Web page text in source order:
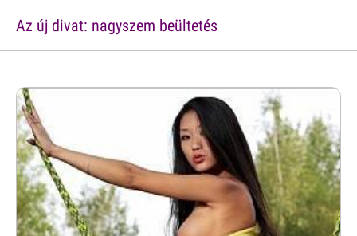
Az új divat: nagyszem beültetés